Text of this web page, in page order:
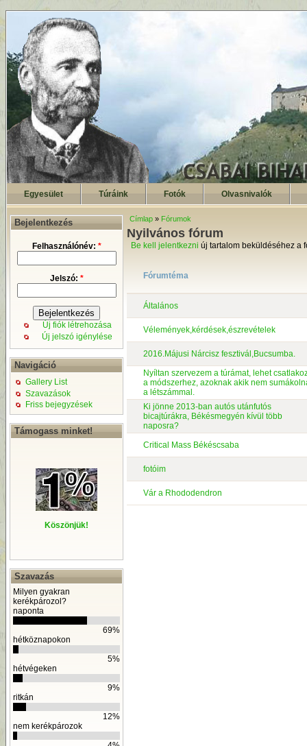
Egyesület Túráink Fotók Olvasnivalók
Bejelentkezés
Felhasználónév: *
Jelszó: *
Új fiók létrehozása
Új jelszó igénylése
Navigáció
Gallery List
Szavazások
Friss bejegyzések
Támogass minket!
Köszönjük!
Szavazás
Milyen gyakran
kerékpározol?
naponta
69%
hétköznapokon
5%
hétvégeken
9%
ritkán
12%
nem kerékpározok
Címlap » Fórumok
Nyilvános fórum
Be kell jelentkezni új tartalom beküldéséhez a
Fórumtéma
Általános
Vélemények,kérdések,észrevételek
2016.Májusi Nárcisz fesztivál,Bucsumba.
Nyíltan szervezem a túrámat, lehet
a módszerhez, azoknak akik nem
a létszámmal.
Ki jönne 2013-ban autós utánfutós
bicajtúrákra, Békésmegyén kívül több
naposra?
Critical Mass Békéscsaba
fotóim
Vár a Rhododendron